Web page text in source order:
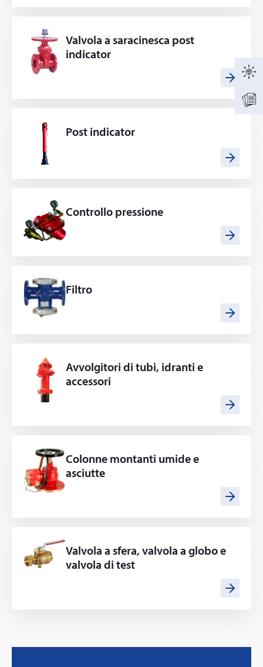
Valvola a saracinesca post
indicator
Post indicator
Controllo pressione
Filtro
Avvolgitori di tubi, idranti e
accessori
Colonne montanti umide e
asciutte
Valvola a sfera, valvola a globo e
valvola di test